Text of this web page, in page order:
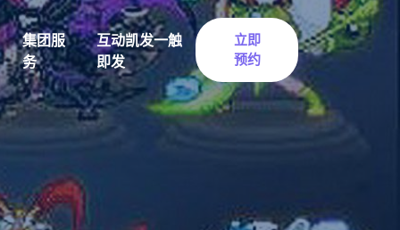
集团服
务
互动凯发一触
即发
立即
预约